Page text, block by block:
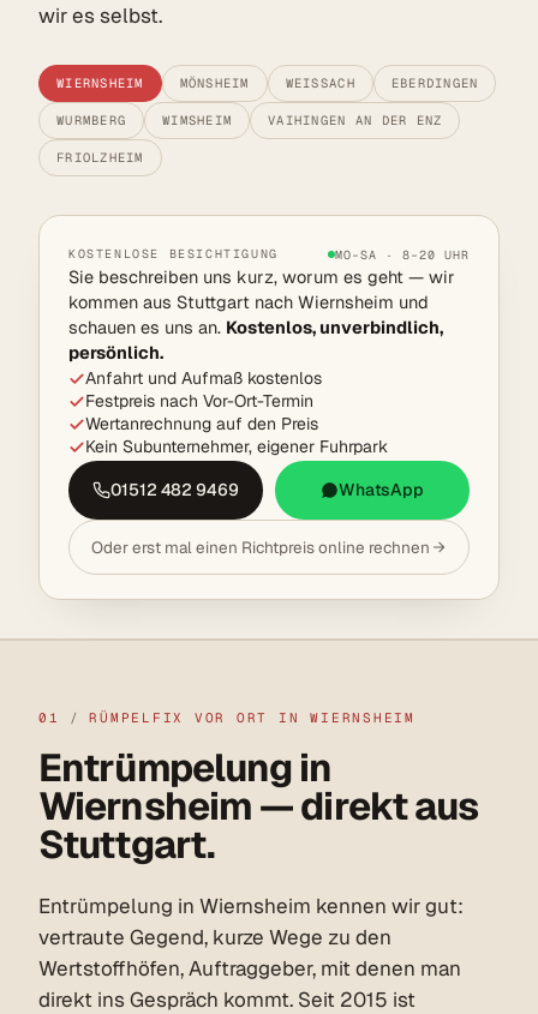
wir es selbst.
WIERNSHEIM MÖNSHEIM WEISSACH EBERDINGEN
WURMBERG WIMSHEIM VAIHINGEN AN DER ENZ
FRIOLZHEIM
KOSTENLOSE BESICHTIGUNG MO–SA · 8–20 UHR
Sie beschreiben uns kurz, worum es geht — wir
kommen aus Stuttgart nach Wiernsheim und
schauen es uns an. Kostenlos, unverbindlich,
persönlich.
Anfahrt und Aufmaß kostenlos
Festpreis nach Vor-Ort-Termin
Wertanrechnung auf den Preis
Kein Subunternehmer, eigener Fuhrpark
01512 482 9469
WhatsApp
Oder erst mal einen Richtpreis online rechnen
01 / RÜMPELFIX VOR ORT IN WIERNSHEIM
Entrümpelung in
Wiernsheim — direkt aus
Stuttgart.
Entrümpelung in Wiernsheim kennen wir gut:
vertraute Gegend, kurze Wege zu den
Wertstoffhöfen, Auftraggeber, mit denen man
direkt ins Gespräch kommt. Seit 2015 ist